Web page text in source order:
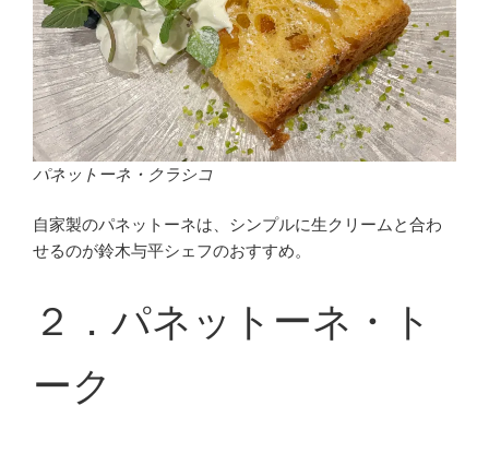
パネットーネ・クラシコ
自家製のパネットーネは、シンプルに生クリームと合わ
せるのが鈴木与平シェフのおすすめ。
２．パネットーネ・ト
ーク